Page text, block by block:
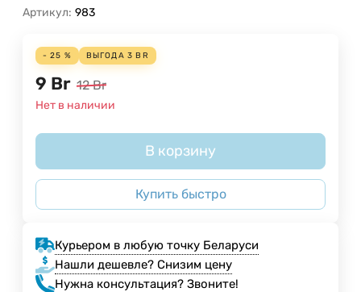
Артикул: 983
- 25 % ВЫГОДА 3 BR
9 Br 12 Br
Нет в наличии
В корзину
Купить быстро
Курьером в любую точку Беларуси
Нашли дешевле? Снизим цену
Нужна консультация? Звоните!